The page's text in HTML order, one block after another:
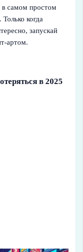
в самом простом
когда
запускай
артом.
в 2025